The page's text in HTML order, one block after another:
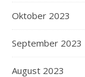
Oktober 2023
September 2023
August 2023